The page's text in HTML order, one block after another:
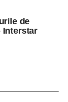
de
Interstar